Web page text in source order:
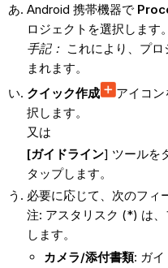
Android 携帯機器で
ロジェクトを選択します。
手記： これにより、プ
まれます。
クイック作成
アイコ
択します。
又は
[ガイドライン] ツールを
タップします。
必要に応じて、次のフィ
注: アスタリスク (*) は
します。
カメラ/添付書類: ガイ